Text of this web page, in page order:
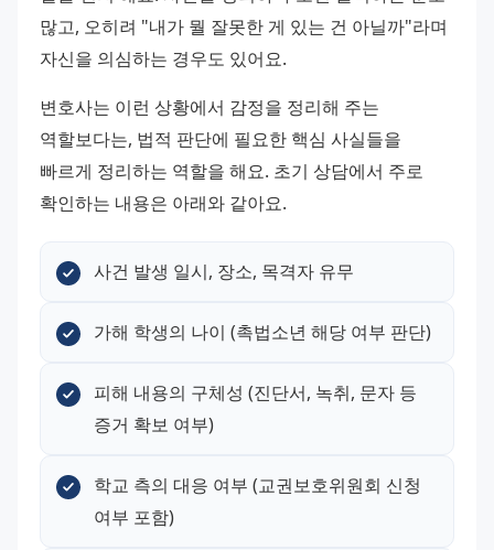
많고, 오히려 "내가 뭘 잘못한 게 있는 건 아닐까"라며
자신을 의심하는 경우도 있어요.
변호사는 이런 상황에서 감정을 정리해 주는
역할보다는, 법적 판단에 필요한 핵심 사실들을
빠르게 정리하는 역할을 해요. 초기 상담에서 주로
확인하는 내용은 아래와 같아요.
사건 발생 일시, 장소, 목격자 유무
가해 학생의 나이 (촉법소년 해당 여부 판단)
피해 내용의 구체성 (진단서, 녹취, 문자 등
증거 확보 여부)
학교 측의 대응 여부 (교권보호위원회 신청
여부 포함)